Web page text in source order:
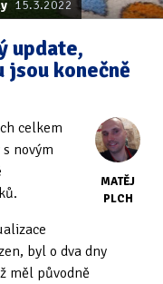
15.3.2022
update,
konečně
MATĚJ
PLCH
celkem
novým
byl o dva dny
měl původně